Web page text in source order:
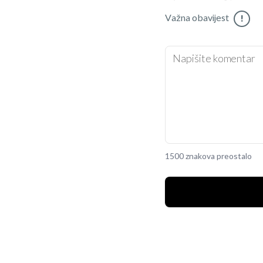
Važna obavijest !
1500 znakova preostalo